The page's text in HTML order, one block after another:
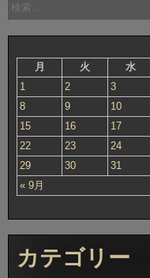
索:
月
火 水
« 9月
1 2 3
8
9 10
15
16 17
22
23 24
29
30 31
カテゴリー